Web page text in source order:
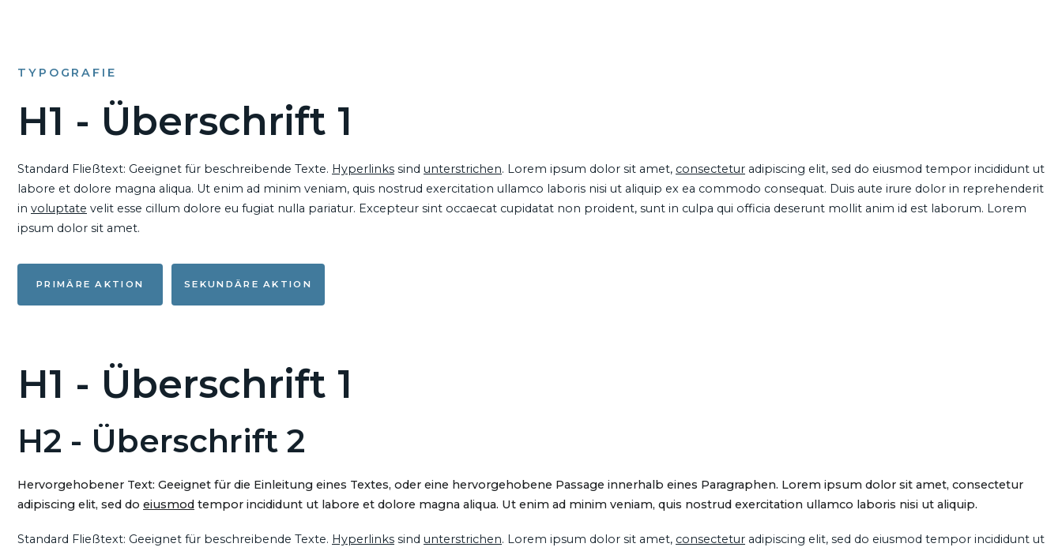
TYPOGRAFIE
H1 - Überschrift 1
Standard Fließtext: Geeignet für beschreibende Texte. Hyperlinks sind unterstrichen. Lorem ipsum dolor sit amet, consectetur adipiscing elit, sed do eiusmod tempor incididunt ut
labore et dolore magna aliqua. Ut enim ad minim veniam, quis nostrud exercitation ullamco laboris nisi ut aliquip ex ea commodo consequat. Duis aute irure dolor in reprehenderit
in voluptate velit esse cillum dolore eu fugiat nulla pariatur. Excepteur sint occaecat cupidatat non proident, sunt in culpa qui officia deserunt mollit anim id est laborum. Lorem
ipsum dolor sit amet.
PRIMÄRE AKTION SEKUNDÄRE AKTION
H1 - Überschrift 1
H2 - Überschrift 2
Hervorgehobener Text: Geeignet für die Einleitung eines Textes, oder eine hervorgehobene Passage innerhalb eines Paragraphen. Lorem ipsum dolor sit amet, consectetur
adipiscing elit, sed do eiusmod tempor incididunt ut labore et dolore magna aliqua. Ut enim ad minim veniam, quis nostrud exercitation ullamco laboris nisi ut aliquip.
Standard Fließtext: Geeignet für beschreibende Texte. Hyperlinks sind unterstrichen. Lorem ipsum dolor sit amet, consectetur adipiscing elit, sed do eiusmod tempor incididunt ut